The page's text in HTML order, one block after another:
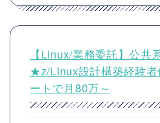
【Linux/業務委託】公共
★z/Linux設計構築経験者
ートで月80万～